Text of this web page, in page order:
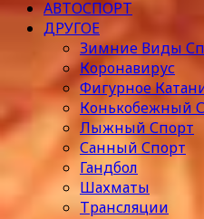
АВТОСПОРТ
ДРУГОЕ
Зимние Виды
Коронавирус
Фигурное
Конькобежный
Лыжный Спорт
Санный Спорт
Гандбол
Шахматы
Трансляции